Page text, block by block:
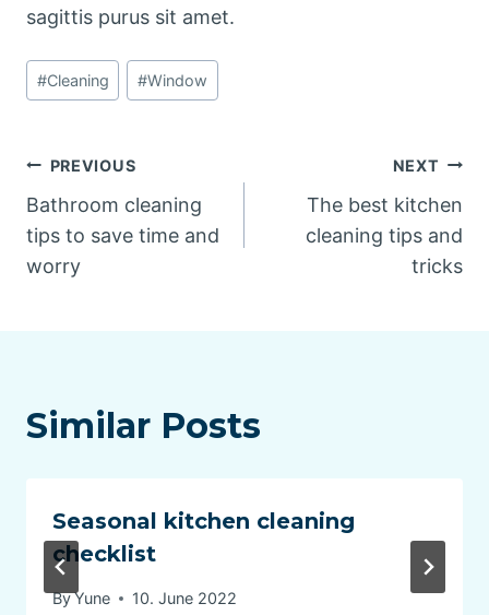
sagittis purus sit amet.
Post
Tags:
#Cleaning #Window
Post
navigation
PREVIOUS
Bathroom cleaning
tips to save time and
worry
NEXT
The best kitchen
cleaning tips and
tricks
Similar Posts
Seasonal kitchen cleaning
checklist
ByYune 10. June 2022